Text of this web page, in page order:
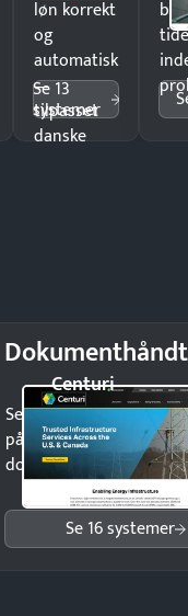
løn korrekt
og
automatisk
—
tilpasset
danske
Se 13
systemer
Centuri
Send kontrakter til
på minutter og mist
dokumenter.
Se 16 systemer